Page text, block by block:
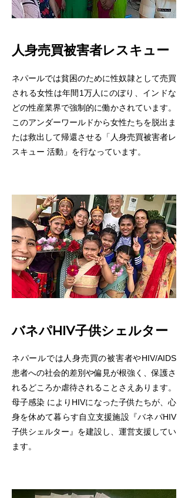
人身売買被害者レスキュー
ネパールでは貧困のために性奴隷として売買
される女性は年間1万人にのぼり、インドな
どの性産業界で強制的に働かされています。
このアンダーワールドから女性たちを脱出ま
たは救出して帰還させる「人身売買被害者レ
スキュー 活動」を行なっています。
バネパHIV子供シェルター
ネパールでは人身売買の被害者やHIV/AIDS
患者への社会的差別や偏見が根強く、保護さ
れるどころか虐待されることさえあります。
母子感染 によりHIVになった子供たちが、心
身を休めて暮らす自立支援施設『バネパHIV
子供シェルター』を建設し、運営支援してい
ます。